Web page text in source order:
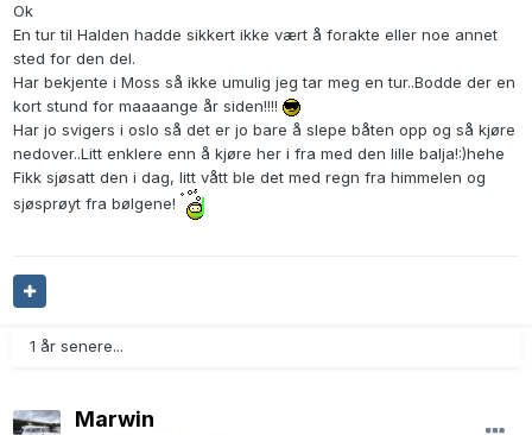
Ok
En tur til Halden hadde sikkert ikke vært å forakte eller noe annet
sted for den del.
Har bekjente i Moss så ikke umulig jeg tar meg en tur..Bodde der en
kort stund for maaaange år siden!!!!
Har jo svigers i oslo så det er jo bare å slepe båten opp og så kjøre
nedover..Litt enklere enn å kjøre her i fra med den lille balja!:)hehe
Fikk sjøsatt den i dag, litt vått ble det med regn fra himmelen og
sjøsprøyt fra bølgene!
1 år senere...
Marwin